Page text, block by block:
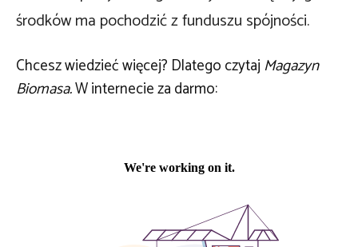
środków ma pochodzić z funduszu spójności.
Chcesz wiedzieć więcej? Dlatego czytajMagazyn
Biomasa.W internecie za darmo: